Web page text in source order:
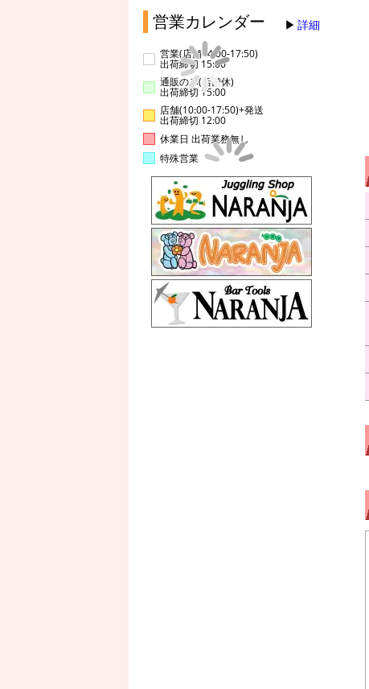
営業カレンダー 詳細
営業(店舗14:00-17:50)
出荷締切 15:00
通販のみ(店舗休)
出荷締切 15:00
店舗(10:00-17:50)+発送
出荷締切 12:00
休業日 出荷業務無し
特殊営業